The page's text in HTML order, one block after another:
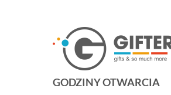
GODZINY OTWARCIA